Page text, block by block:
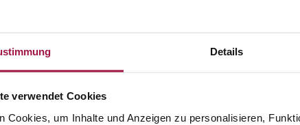
Details
verwendet Cookies
Cookies, um Inhalte und Anzeigen zu personalisieren,
24,76